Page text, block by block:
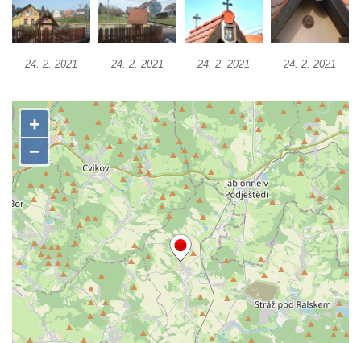
Cyrénský pomáhá Ježíši nést kříž
Křížová cesta Římov – XXI. kaple –
roušky pot z tváře
Křížová cesta Římov – XIX. kaple – Kristus
kříž nesoucí potkává Pannu Marii
Křížová cesta Římov – XVIII. kaple – Na
Ježíše vložen kříž
Křížová cesta Římov – XVII. kaple – Velký
Pilát
Křížová cesta Římov – XVI. kaple – U
Herodesa
Křížová cesta Římov – XV. kaple – Malý
24. 2. 2021 24. 2. 2021 24. 2. 2021 24. 2. 2021